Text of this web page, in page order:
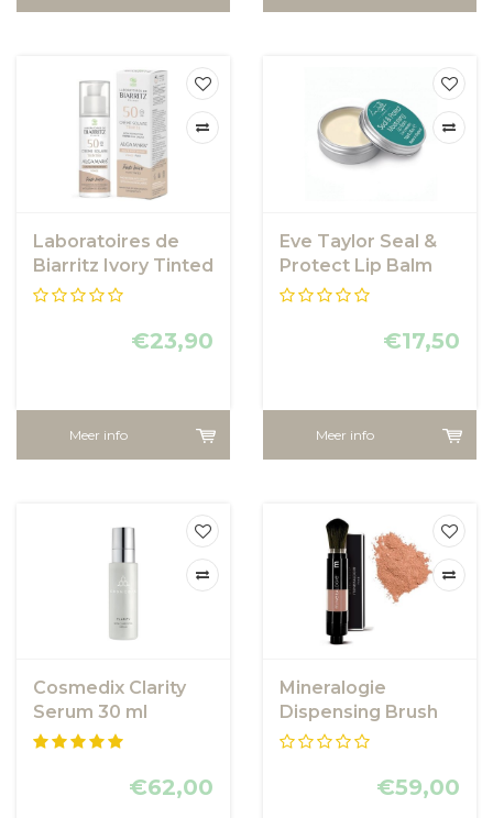
Laboratoires de
Biarritz Ivory Tinted
Face sunscreen
€23,90
Meer info
Eve Taylor Seal &
Protect Lip Balm
SPF10
€17,50
Meer info
Cosmedix Clarity
Serum 30 ml
€62,00
Mineralogie
Dispensing Brush
Bronzer - Indian
€59,00